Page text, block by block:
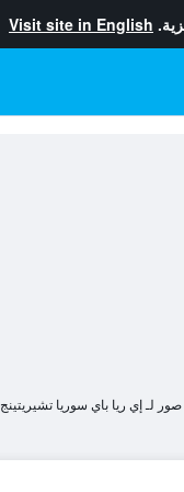
Visit site in English
صور لـ إي ريا باي سوريا تشيريتينج